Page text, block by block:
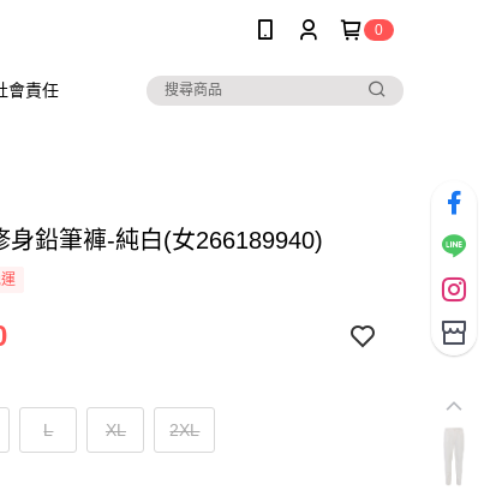
0
會責任
身鉛筆褲-純白(女266189940)
L XL 2XL